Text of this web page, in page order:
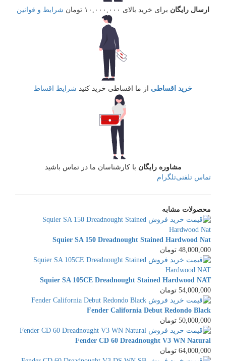
ارسال رایگان برای خرید بالای ۱۰,۰۰۰,۰۰۰ تومان شرایط و قوانین
خرید اقساطی از ما اقساطی خرید کنید شرایط اقساط
مشاوره رایگان با کارشناسان ما در تماس باشید
تماس تلفنیتلگرام
محصولات مشابه
Squier SA 150 Dreadnought Stained Hardwood Nat
48,000,000 تومان
Squier SA 105CE Dreadnought Stained Hardwood NAT
54,000,000 تومان
Fender California Debut Redondo Black
50,000,000 تومان
Fender CD 60 Dreadnought V3 WN Natural
64,000,000 تومان